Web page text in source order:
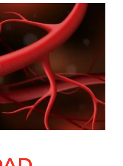
–
Integrativa